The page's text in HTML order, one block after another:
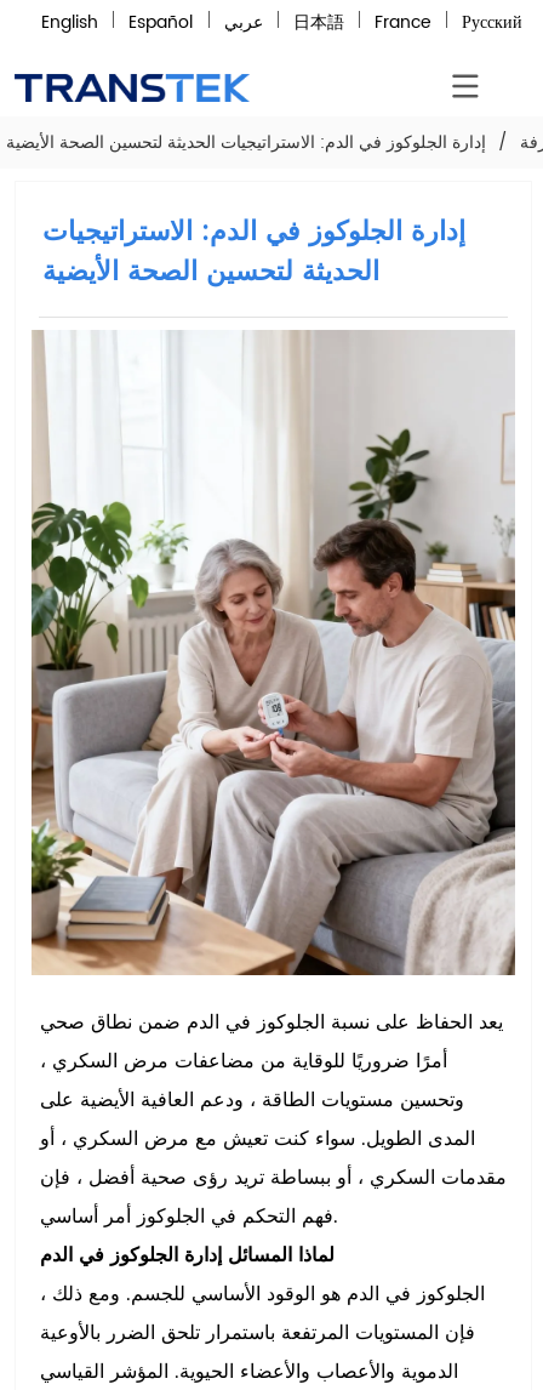
English Español عربي 日本語 France Русский
/ إدارة الجلوكوز في الدم: الاستراتيجيات الحديثة لتحسين الصحة الأيضية
إدارة الجلوكوز في الدم: الاستراتيجيات
الحديثة لتحسين الصحة الأيضية
يعد الحفاظ على نسبة الجلوكوز في الدم ضمن نطاق صحي
أمرًا ضروريًا للوقاية من مضاعفات مرض السكري ،
وتحسين مستويات الطاقة ، ودعم العافية الأيضية على
المدى الطويل. سواء كنت تعيش مع مرض السكري ، أو
مقدمات السكري ، أو ببساطة تريد رؤى صحية أفضل ، فإن
فهم التحكم في الجلوكوز أمر أساسي.
لماذا المسائل إدارة الجلوكوز في الدم
الجلوكوز في الدم هو الوقود الأساسي للجسم. ومع ذلك ،
فإن المستويات المرتفعة باستمرار تلحق الضرر بالأوعية
الدموية والأعصاب والأعضاء الحيوية. المؤشر القياسي